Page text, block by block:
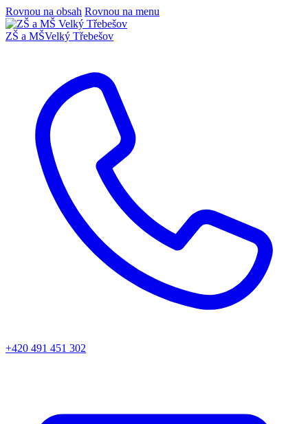
Rovnou na obsah Rovnou na menu
ZŠ a MŠVelký Třebešov
+420 491 451 302